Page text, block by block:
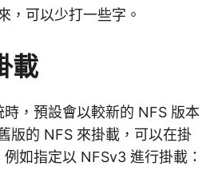
，可以少打一些字。
載
，預設會以較新的 NFS 版本
版的 NFS 來掛載，可以在掛
如指定以 NFSv3 進行掛載：